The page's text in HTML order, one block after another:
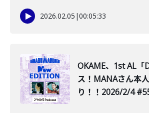
2026.02.05 |00:05:33
OKAME、1st AL「
ス！MANAさん本
り！！2026/2/4